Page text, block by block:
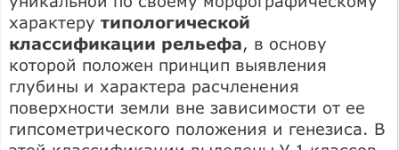
характеру типологической
классификации рельефа, в основу
которой положен принцип выявления
глубины и характера расчленения
поверхности земли вне зависимости от ее
гипсометрического положения и генезиса. В